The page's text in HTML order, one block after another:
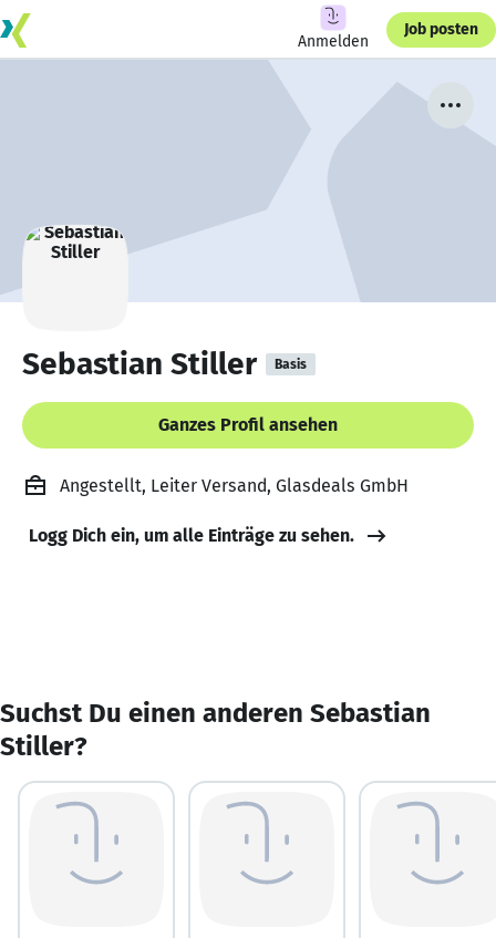
Anmelden
Job posten
Sebastian Stiller Basis
Ganzes Profil ansehen
Angestellt, Leiter Versand, Glasdeals GmbH
Logg Dich ein, um alle Einträge zu sehen.
Suchst Du einen anderen Sebastian
Stiller?